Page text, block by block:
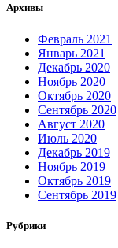
Архивы
Февраль 2021
Январь 2021
Декабрь 2020
Ноябрь 2020
Октябрь 2020
Сентябрь 2020
Август 2020
Июль 2020
Декабрь 2019
Ноябрь 2019
Октябрь 2019
Сентябрь 2019
Рубрики